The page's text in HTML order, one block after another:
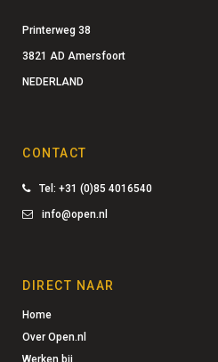
Printerweg 38
3821 AD Amersfoort
NEDERLAND
CONTACT
Tel: +31 (0)85 4016540
info@open.nl
DIRECT NAAR
Home
Over Open.nl
Werken bij